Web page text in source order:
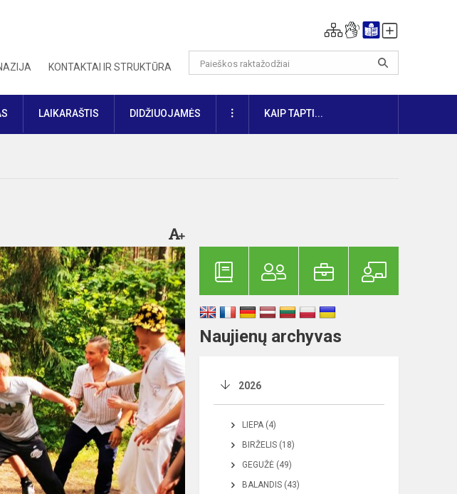
KONTAKTAI IR STRUKTŪRA
LAIKARAŠTIS DIDŽIUOJAMĖS DAUGIAUKAIP TAPTI...
Naujienų archyvas
2026
LIEPA (4)
BIRŽELIS (18)
GEGUŽĖ (49)
BALANDIS (43)